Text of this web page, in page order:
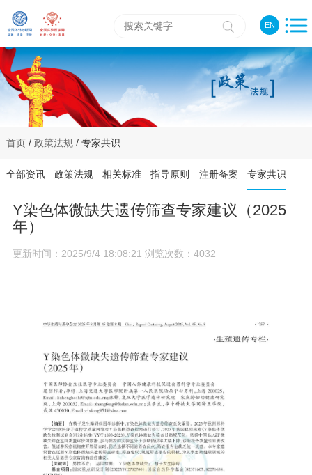
EN
首页/ 政策法规/ 专家共识
全部资讯 政策法规 相关标准 指导原则 注册备案 专家共识
Y染色体微缺失遗传筛查专家建议（2025
年）
更新时间：2025/9/4 18:08:21 浏览次数：4032